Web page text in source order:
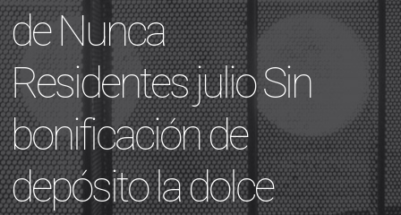
de Nunca
Residentes julio Sin
bonificación de
depósito la dolce